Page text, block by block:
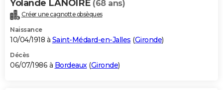
Yolande LANOIRE (68 ans)
Créer une cagnotte obsèques
Naissance
10/04/1918 à Saint-Médard-en-Jalles (Gironde)
Décès
06/07/1986 à Bordeaux(Gironde)